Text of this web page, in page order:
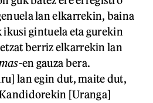
lan elkarrekin, baina
gintuela eta gurekin
berriz elkarrekin lan
-en gauza bera.
lan egin dut, maite dut,
[Uranga]